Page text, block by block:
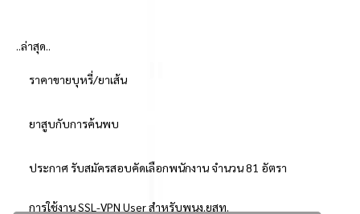
..ล่าสุด..
ราคาขายบุหรี่/ยาเส้น
ยาสูบกับการค้นพบ
ประกาศ รับสมัครสอบคัดเลือกพนักงาน จำนวน 81 อัตรา
การใช้งาน SSL-VPN User สำหรับพนง.ยสท.